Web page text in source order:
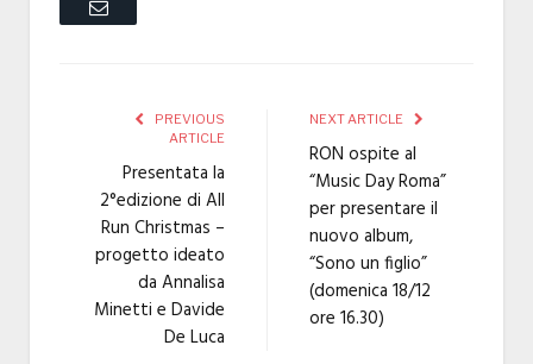
Email
PREVIOUS
ARTICLE
Presentata la
2°edizione di All
Run Christmas –
progetto ideato
da Annalisa
Minetti e Davide
De Luca
NEXT ARTICLE
RON ospite al
“Music Day Roma”
per presentare il
nuovo album,
“Sono un figlio”
(domenica 18/12
ore 16.30)